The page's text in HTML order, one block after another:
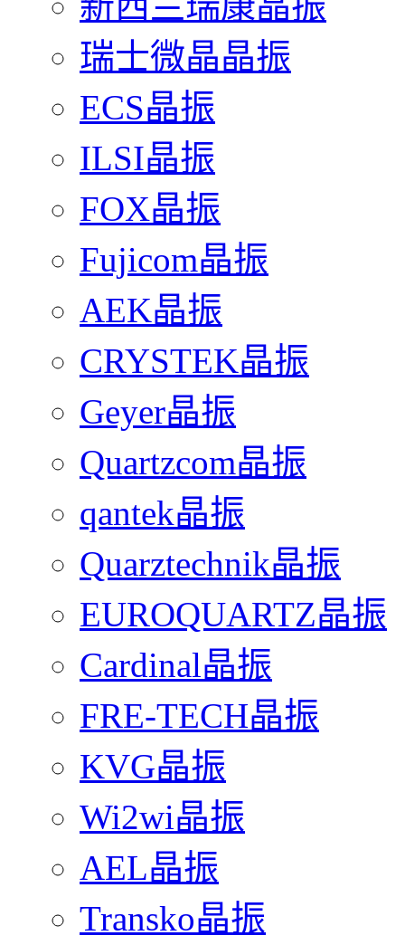
瑞士微晶晶振
ECS晶振
ILSI晶振
FOX晶振
Fujicom晶振
AEK晶振
CRYSTEK晶振
Geyer晶振
Quartzcom晶振
qantek晶振
Quarztechnik晶振
EUROQUARTZ晶振
Cardinal晶振
FRE-TECH晶振
KVG晶振
Wi2wi晶振
AEL晶振
Transko晶振